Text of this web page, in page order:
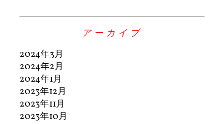
アーカイブ
2024年3月
2024年2月
2024年1月
2023年12月
2023年11月
2023年10月